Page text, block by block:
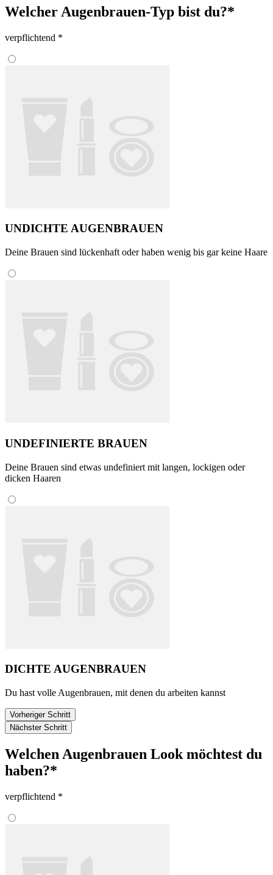
Welcher Augenbrauen-Typ bist du?*
verpflichtend *
UNDICHTE AUGENBRAUEN
Deine Brauen sind lückenhaft oder haben wenig bis gar keine Haare
UNDEFINIERTE BRAUEN
Deine Brauen sind etwas undefiniert mit langen, lockigen oder
dicken Haaren
DICHTE AUGENBRAUEN
Du hast volle Augenbrauen, mit denen du arbeiten kannst
Vorheriger Schritt
Nächster Schritt
Welchen Augenbrauen Look möchtest du
haben?*
verpflichtend *